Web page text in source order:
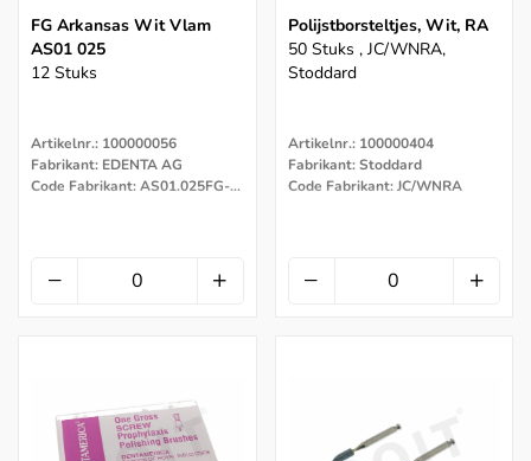
FG Arkansas Wit Vlam
AS01 025
12 Stuks
Artikelnr.: 100000056
Fabrikant: EDENTA AG
Code Fabrikant: AS01.025FG-12
Polijstborsteltjes, Wit, RA
50 Stuks , JC/WNRA,
Stoddard
Artikelnr.: 100000404
Fabrikant: Stoddard
Code Fabrikant: JC/WNRA